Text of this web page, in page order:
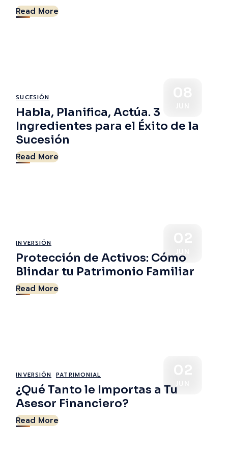
Read More
SUCESIÓN
Habla, Planifica, Actúa. 3
Ingredientes para el Éxito de la
Sucesión
Read More
INVERSIÓN
Protección de Activos: Cómo
Blindar tu Patrimonio Familiar
Read More
INVERSIÓN PATRIMONIAL
¿Qué Tanto le Importas a Tu
Asesor Financiero?
Read More